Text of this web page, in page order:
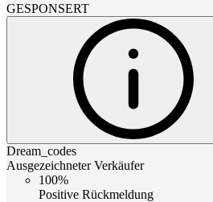
GESPONSERT
Dream_codes
Ausgezeichneter Verkäufer
100%
Positive Rückmeldung